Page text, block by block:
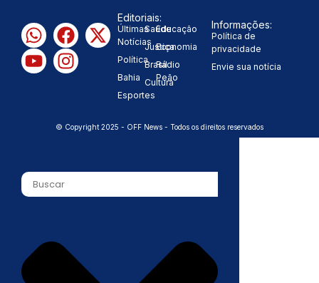
Editoriais:
Últimas
Notícias
Política
Bahia
Esportes
Saúde
Justiça
Brasil
Cultura
Educação
Economia
Rádio
Peão
Informações:
Política de
privacidade
Envie sua notícia
© Copyright 2025 - OFF News - Todos os direitos reservados